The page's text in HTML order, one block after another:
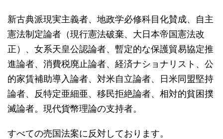
新古典派現実主義者、地政学必修科目化賛成、自主
憲法制定論者（現行憲法破棄、大日本帝国憲法改
正）、女系天皇公認論者、暫定的な保護貿易協定推
進論者、消費税廃止論者、経済ナショナリスト、公
的家賃補助導入論者、対米自立論者、日米同盟堅持
論者、反特定亜細亜、移民拒絶論者、相対的貧困撲
滅論者。現代貨幣理論の支持者。
すべての売国法案に反対しております。